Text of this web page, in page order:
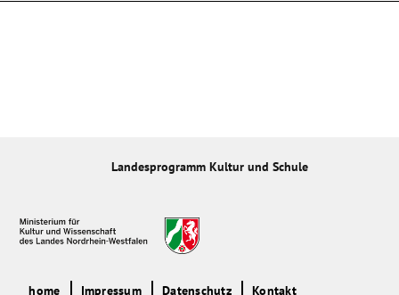
Landesprogramm Kultur und Schule
home Impressum Datenschutz Kontakt